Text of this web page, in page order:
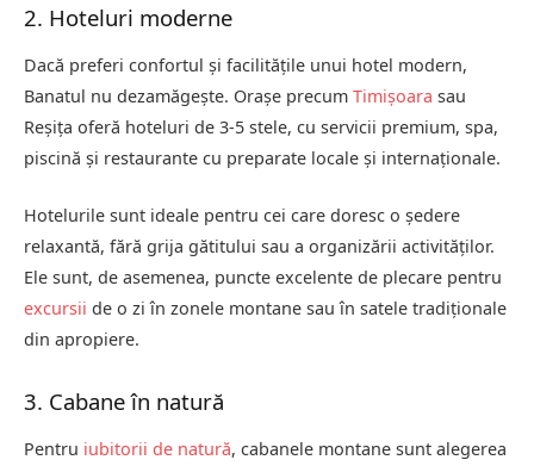
2. Hoteluri moderne
Dacă preferi confortul și facilitățile unui hotel modern,
Banatul nu dezamăgește. Orașe precum Timișoara sau
Reșița oferă hoteluri de 3-5 stele, cu servicii premium, spa,
piscină și restaurante cu preparate locale și internaționale.
Hotelurile sunt ideale pentru cei care doresc o ședere
relaxantă, fără grija gătitului sau a organizării activităților.
Ele sunt, de asemenea, puncte excelente de plecare pentru
excursii de o zi în zonele montane sau în satele tradiționale
din apropiere.
3. Cabane în natură
Pentru iubitorii de natură, cabanele montane sunt alegerea